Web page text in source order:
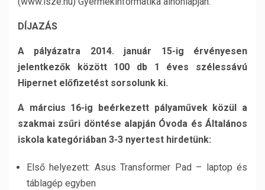
DÍJAZÁS
A pályázatra 2014. január 15-ig érvényesen
jelentkezők között 100 db 1 éves szélessávú
Hipernet előfizetést sorsolunk ki.
A március 16-ig beérkezett pályaművek közül a
szakmai zsűri döntése alapján Óvoda és Általános
iskola kategóriában 3-3 nyertest hirdetünk:
Első helyezett: Asus Transformer Pad – laptop és
táblagép egyben